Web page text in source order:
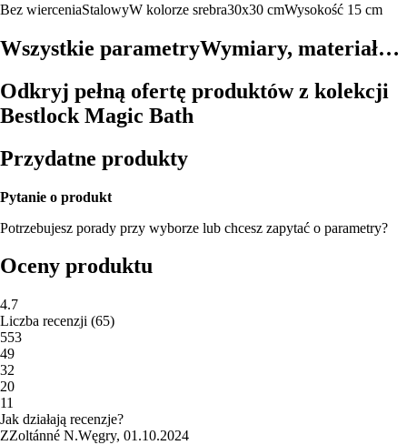
Bez wierceniaStalowyW kolorze srebra30x30 cmWysokość 15 cm
Wszystkie parametryWymiary, materiał…
Odkryj pełną ofertę produktów z kolekcji
Bestlock Magic Bath
Przydatne produkty
Pytanie o produkt
Potrzebujesz porady przy wyborze lub chcesz zapytać o parametry?
Oceny produktu
4.7
Liczba recenzji (65)
553
49
32
20
11
Jak działają recenzje?
ZZoltánné N.Węgry, 01.10.2024